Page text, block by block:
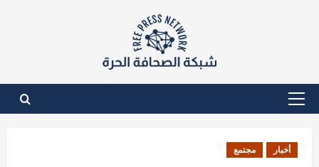
القائمة
أخبار مجتمع